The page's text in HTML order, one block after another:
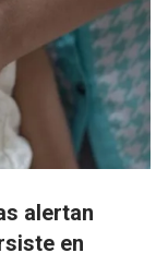
alertan
en